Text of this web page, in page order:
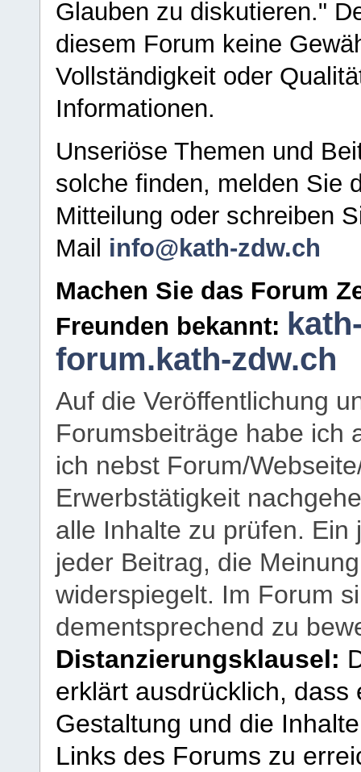
Glauben zu diskutieren."
diesem Forum keine
Vollständigkeit oder
Informationen.
Unseriöse Themen und
solche finden, melden Sie
Mitteilung oder schreiben
Mail info@kath-zdw.ch
Machen Sie das Forum
Freunden bekannt:
forum.kath-zdw.ch
Auf die Veröffentlichung
Forumsbeiträge habe ich
ich nebst Forum/
Erwerbstätigkeit
alle Inhalte zu prüfen.
jeder Beitrag, die
widerspiegelt. Im Forum
dementsprechend zu
Distanzierungsklausel:
erklärt ausdrücklich,
Gestaltung und die
Links des Forums zu